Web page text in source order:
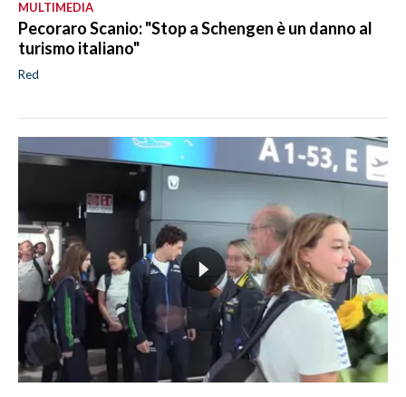
MULTIMEDIA
Pecoraro Scanio: "Stop a Schengen è un danno al
turismo italiano"
Red